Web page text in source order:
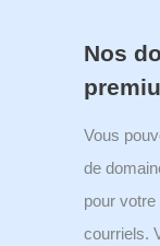
Nos
Vous
de
pour
courriels.